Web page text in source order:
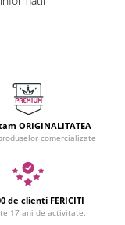
ORIGINALITATEA
comercializate
de clienti FERICITI
17 ani de activitate.